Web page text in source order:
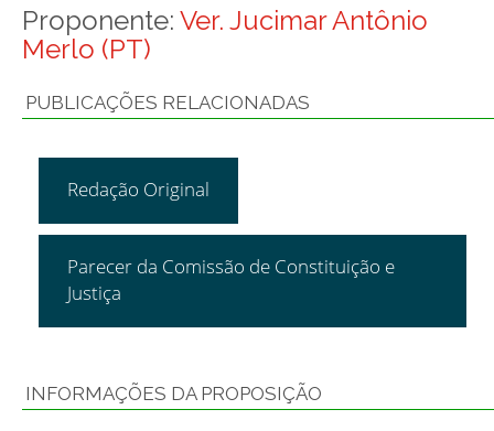
Proponente: Ver. Jucimar Antônio
Merlo (PT)
PUBLICAÇÕES RELACIONADAS
Redação Original
Parecer da Comissão de Constituição e
Justiça
INFORMAÇÕES DA PROPOSIÇÃO